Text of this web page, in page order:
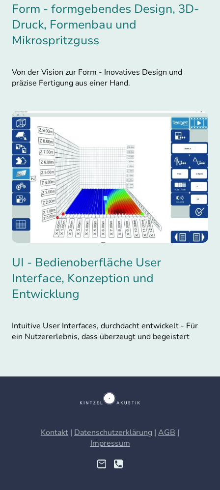
Form - formgebendes Design, 3D-
Druck, Formenbau und
Mikrospritzguss
Von der Vision zur Form - Inovatives Design und
präzise Fertigung aus einer Hand.
UI - Bedienoberfläche User
Interface, Konzeption und
Entwicklung
Intuitive User Interfaces, durchdacht entwickelt - Für
ein Nutzererlebnis, dass überzeugt und begeistert
Kontakt | Datenschutzerklärung | AGB |
Impressum